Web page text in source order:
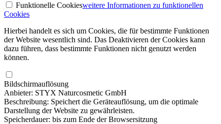
Funktionelle Cookiesweitere Informationen zu funktionellen
Cookies
Hierbei handelt es sich um Cookies, die für bestimmte Funktionen
der Website wesentlich sind. Das Deaktivieren der Cookies kann
dazu führen, dass bestimmte Funktionen nicht genutzt werden
können.
Bildschirmauflösung
Anbieter: STYX Naturcosmetic GmbH
Beschreibung: Speichert die Geräteauflösung, um die optimale
Darstellung der Website zu gewährleisten.
Speicherdauer: bis zum Ende der Browsersitzung